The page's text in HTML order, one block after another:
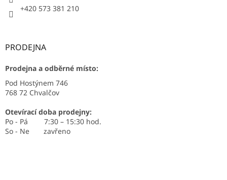
+420 573 381 210
PRODEJNA
Prodejna a odběrné místo:
Pod Hostýnem 746
768 72 Chvalčov
Otevírací doba prodejny:
Po - Pá 7:30 – 15:30 hod.
So - Ne zavřeno